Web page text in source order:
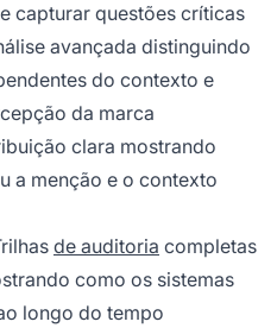
capturar questões críticas
avançada distinguindo
do contexto e
da marca
clara mostrando
a menção e o contexto
de auditoria completas
como os sistemas
longo do tempo